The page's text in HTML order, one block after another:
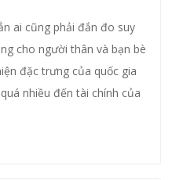
ai cũng phải đắn đo suy
cho người thân và bạn bè
đặc trưng của quốc gia
nhiều đến tài chính của